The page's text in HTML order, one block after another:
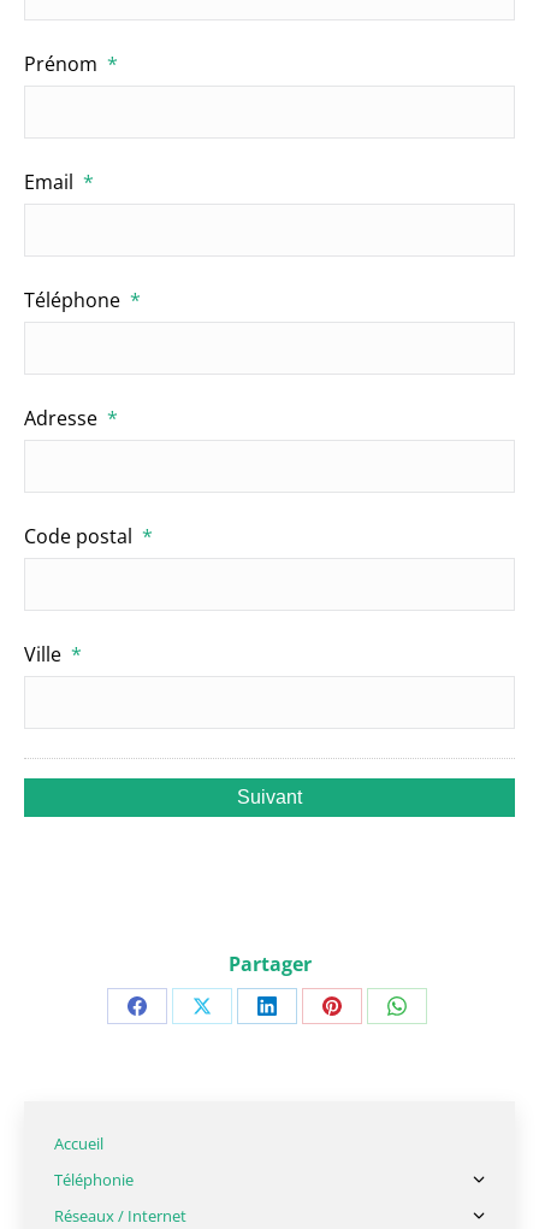
Prénom *
Email *
Téléphone *
Adresse *
Code postal *
Ville *
Partager
Accueil
Téléphonie
Réseaux / Internet